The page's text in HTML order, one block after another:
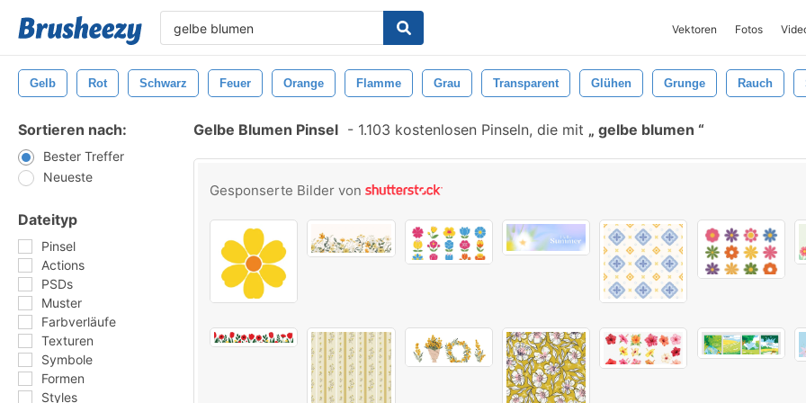
Vektoren Fotos
Gelb Rot Schwarz Feuer Orange Flamme Grau Transparent Glühen Grunge Rauch
Sortieren nach:
Bester Treffer
Neueste
Dateityp
Pinsel
Actions
PSDs
Muster
Farbverläufe
Texturen
Symbole
Formen
Styles
Gelbe Blumen Pinsel - 1.103 kostenlosen Pinseln, die mit gelbe blumen
Gesponserte Bilder von